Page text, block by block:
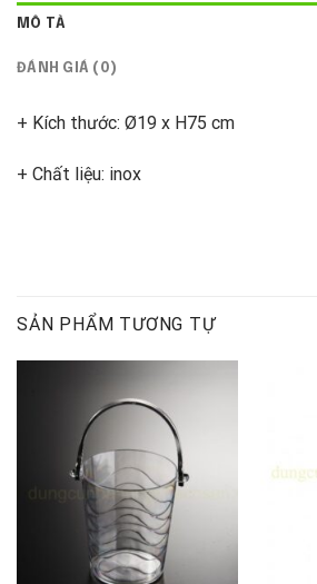
MÔ TẢ
ĐÁNH GIÁ (0)
+ Kích thước: Ø19 x H75 cm
+ Chất liệu: inox
SẢN PHẨM TƯƠNG TỰ